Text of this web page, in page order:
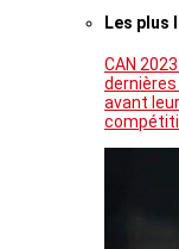
Les plus
CAN
dernières
avant